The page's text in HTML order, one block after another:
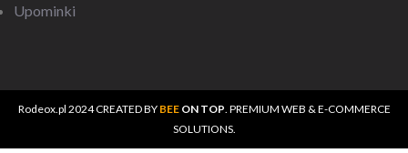
Upominki
Rodeox.pl 2024 CREATED BY BEEON TOP . PREMIUM WEB & E-COMMERCE
SOLUTIONS.